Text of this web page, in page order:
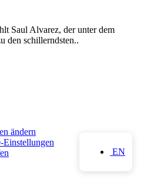
Saul Alvarez, der unter dem
den schillerndsten..
ändern
Einstellungen
EN